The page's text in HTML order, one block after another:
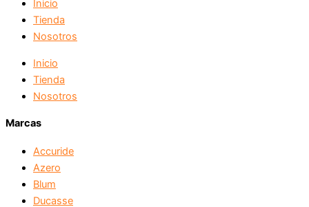
Inicio
Tienda
Nosotros
Inicio
Tienda
Nosotros
Marcas
Accuride
Azero
Blum
Ducasse